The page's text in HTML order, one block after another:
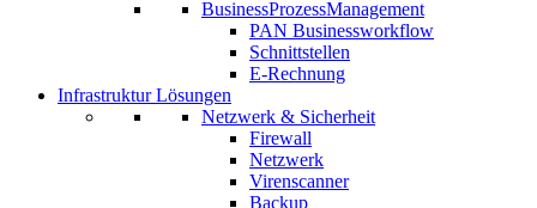
BusinessProzessManagement
PAN Businessworkflow
Schnittstellen
E-Rechnung
Infrastruktur Lösungen
Netzwerk & Sicherheit
Firewall
Netzwerk
Virenscanner
Backup